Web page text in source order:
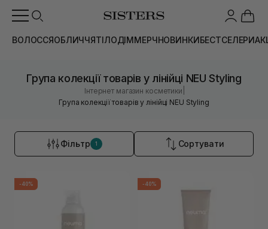
ВОЛОССЯОБЛИЧЧЯТІЛОДІММЕРЧНОВИНКИБЕСТСЕЛЕРИ
Група колекції товарів у лінійці NEU Styling
Інтернет магазин косметики
Група колекції товарів у лінійці NEU Styling
Фільтр 1 Сортувати
-40% -40%